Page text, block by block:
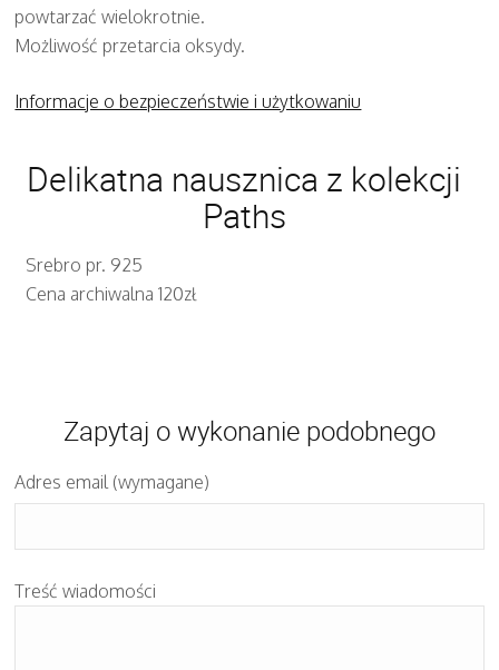
powtarzać wielokrotnie.
Możliwość przetarcia oksydy.
Informacje o bezpieczeństwie i użytkowaniu
Delikatna nausznica z kolekcji
Paths
Srebro pr. 925
Cena archiwalna 120zł
Zapytaj o wykonanie podobnego
Adres email (wymagane)
Treść wiadomości